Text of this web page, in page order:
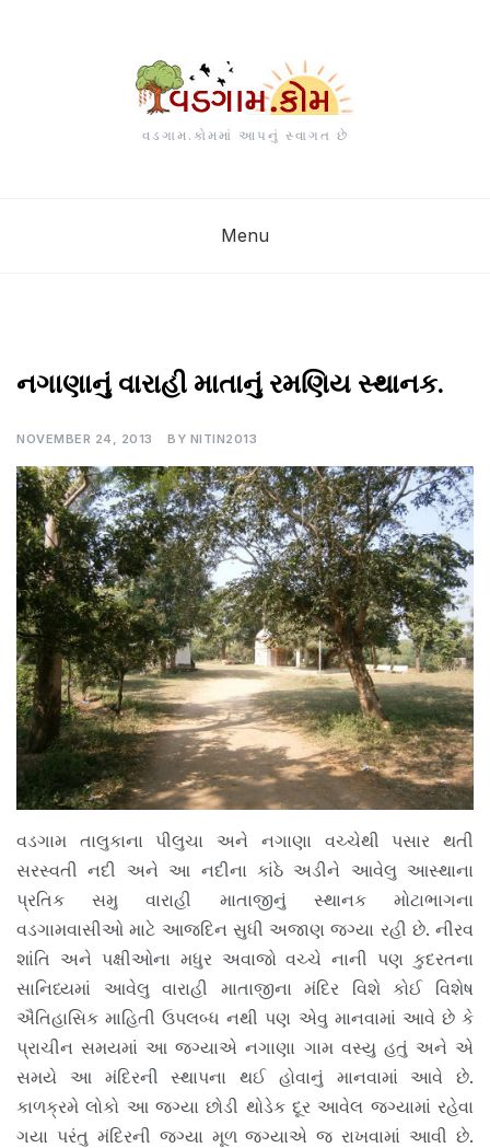
વડગામ.કોમમાં આપનું સ્વાગત છે
Menu
તિર્થસ્થળો
નગાણાનું વારાહી માતાનું રમણિય સ્થાનક.
NOVEMBER 24, 2013 BY NITIN2013
વડગામ તાલુકાના પીલુચા અને નગાણા વચ્ચેથી પસાર થતી
સરસ્વતી નદી અને આ નદીના કાંઠે અડીને આવેલુ આસ્થાના
પ્રતિક સમુ વારાહી માતાજીનું સ્થાનક મોટાભાગના
વડગામવાસીઓ માટે આજદિન સુધી અજાણ જગ્યા રહી છે. નીરવ
શાંતિ અને પક્ષીઓના મધુર અવાજો વચ્ચે નાની પણ કુદરતના
સાનિધ્યમાં આવેલુ વારાહી માતાજીના મંદિર વિશે કોઈ વિશેષ
ઐતિહાસિક માહિતી ઉપલબ્ધ નથી પણ એવુ માનવામાં આવે છે કે
પ્રાચીન સમયમાં આ જગ્યાએ નગાણા ગામ વસ્યુ હતું અને એ
સમયે આ મંદિરની સ્થાપના થઈ હોવાનું માનવામાં આવે છે.
કાળક્રમે લોકો આ જગ્યા છોડી થોડેક દૂર આવેલ જગ્યામાં રહેવા
ગયા પરંતુ મંદિરની જગ્યા મૂળ જગ્યાએ જ રાખવામાં આવી છે.